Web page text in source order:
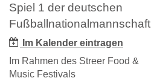
Spiel 1 der deutschen
Fußballnationalmannschaft
Im Kalender eintragen
Im Rahmen des Streer Food &
Music Festivals